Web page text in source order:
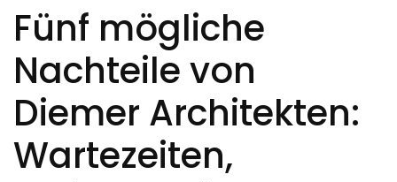
Fünf mögliche
Nachteile von
Diemer Architekten:
Wartezeiten,